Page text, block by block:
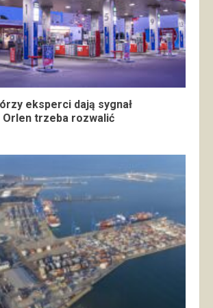
eksperci dają sygnał
Orlen trzeba rozwalić